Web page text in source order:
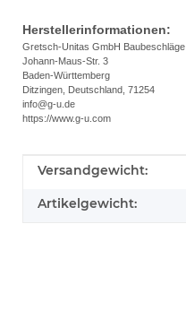
Herstellerinformationen:
Gretsch-Unitas GmbH Baubeschläge
Johann-Maus-Str. 3
Baden-Württemberg
Ditzingen, Deutschland, 71254
info@g-u.de
https://www.g-u.com
Produkteigenschaft
Wert
Versandgewicht:
Artikelgewicht: